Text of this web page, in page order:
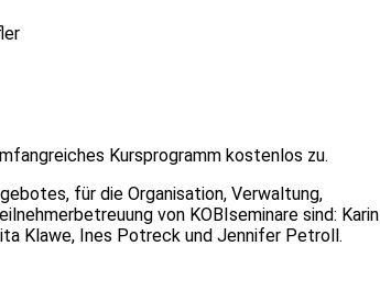
Kursprogramm kostenlos zu.
für die Organisation, Verwaltung,
von KOBIseminare sind: Karin
Klawe, Ines Potreck und Jennifer Petroll.